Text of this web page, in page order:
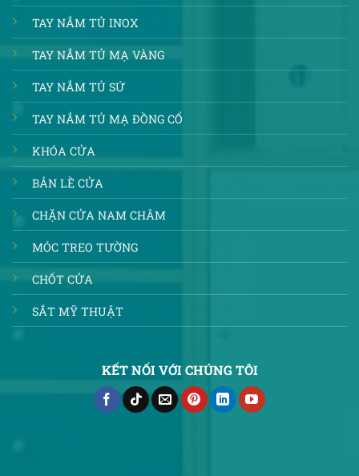
TAY NẮM TỦ INOX
TAY NẮM TỦ MẠ VÀNG
TAY NẮM TỦ SỨ
TAY NẮM TỦ MẠ ĐỒNG CỔ
KHÓA CỬA
BẢN LỀ CỬA
CHẶN CỬA NAM CHÂM
MÓC TREO TƯỜNG
CHỐT CỬA
SẮT MỸ THUẬT
KẾT NỐI VỚI CHÚNG TÔI